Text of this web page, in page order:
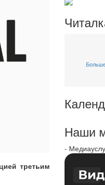
третьим
Наши
-